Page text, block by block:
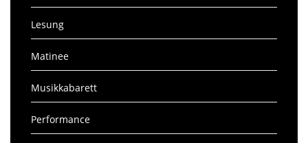
Lesung
Matinee
Musikkabarett
Performance